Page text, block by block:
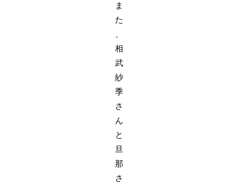
ま
た
相
武
紗
季
さ
ん
と
旦
那
さ